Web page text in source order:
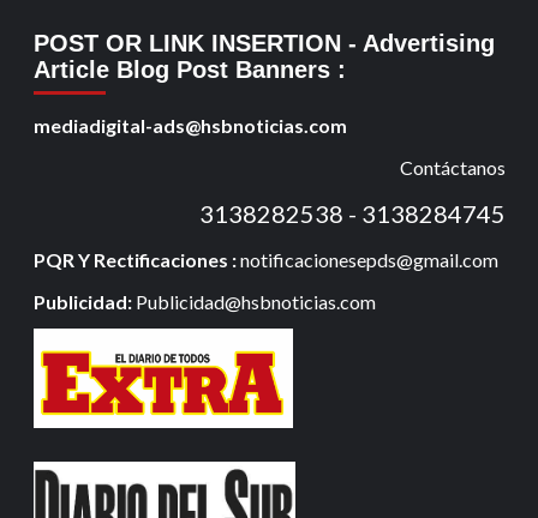
POST OR LINK INSERTION - Advertising
Article Blog Post Banners :
mediadigital-ads@hsbnoticias.com
Contáctanos
3138282538 - 3138284745
PQR Y Rectificaciones :notificacionesepds@gmail.com
Publicidad: Publicidad@hsbnoticias.com